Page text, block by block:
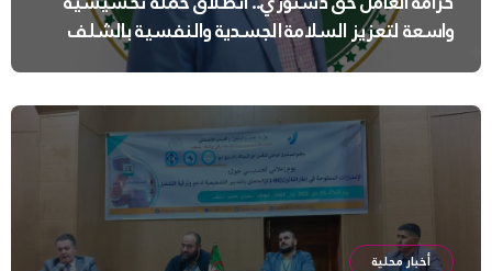
واسعة لتعزيز السلامة الجسدية والنفسية بالشلف
أخبار محلية